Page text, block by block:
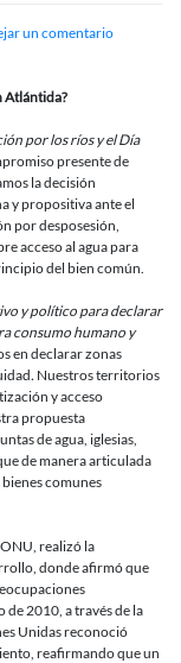
un comentarioen
y
no
el
capital
nacional
y
Atlántida?
por los ríos y el Día
presente de
la decisión
y propositiva ante el
por desposesión,
acceso al agua para
del bien común.
y político para declarar
consumo humano y
en declarar zonas
. Nuestros territorios
y acceso
propuesta
de agua, iglesias,
de manera articulada
comunes
realizó la
donde afirmó que
de 2010, a través de la
Unidas reconoció
reafirmando que un